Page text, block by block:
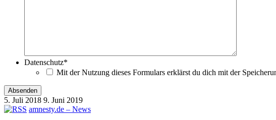
Datenschutz*
Mit der Nutzung dieses Formulars erklärst du dich mit der
5. Juli 2018 9. Juni 2019
amnesty.de – News